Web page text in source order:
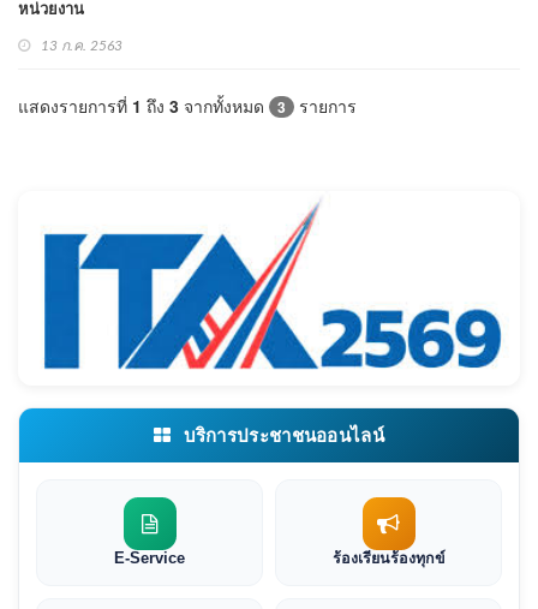
หน่วยงาน
13 ก.ค. 2563
แสดงรายการที่ 1 ถึง 3 จากทั้งหมด 3 รายการ
บริการประชาชนออนไลน์
E-Service ร้องเรียนร้องทุกข์